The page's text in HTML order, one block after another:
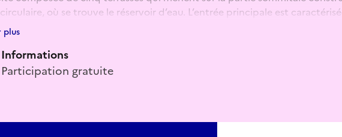
où se trouve le réservoir d’eau. L’entrée principale est
fer forgé et fonte, réalisée en style Liberty, avec des éléments
des motifs floraux dans la partie centrale et latérale et enfin le blason
dans la partie supérieure. Chacune des cinq terrasses a une fontaine
et de renouvellement, apaise le souvenir de la mort. Les cinq fontaines
structures murales à degrés surmontées de protomes léonins. À
plus
Informations
Participation gratuite